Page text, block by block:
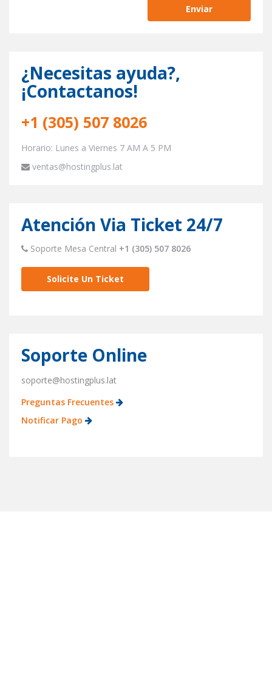
¿Necesitas ayuda?,
¡Contactanos!
+1 (305) 507 8026
Horario: Lunes a Viernes 7 AM A 5 PM
ventas@hostingplus.lat
Atención Via Ticket 24/7
Soporte Mesa Central +1 (305) 507 8026
Solicite Un Ticket
Soporte Online
soporte@hostingplus.lat
Preguntas Frecuentes
Notificar Pago